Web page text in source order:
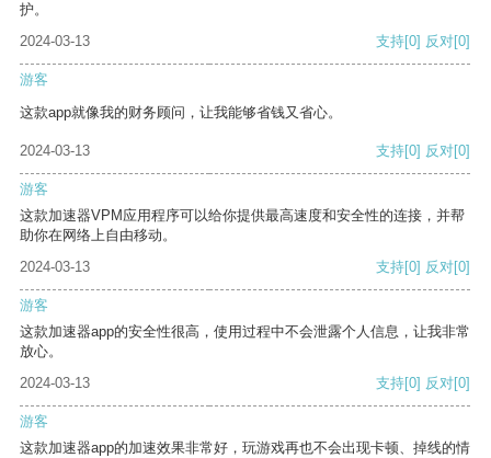
护。
2024-03-13
支持[0] 反对[0]
游客
这款app就像我的财务顾问，让我能够省钱又省心。
2024-03-13 支持[0] 反对[0]
游客
这款加速器VPM应用程序可以给你提供最高速度和安全性的连接，并帮
助你在网络上自由移动。
2024-03-13
支持[0] 反对[0]
游客
这款加速器app的安全性很高，使用过程中不会泄露个人信息，让我非常
放心。
2024-03-13
支持[0] 反对[0]
游客
这款加速器app的加速效果非常好，玩游戏再也不会出现卡顿、掉线的情